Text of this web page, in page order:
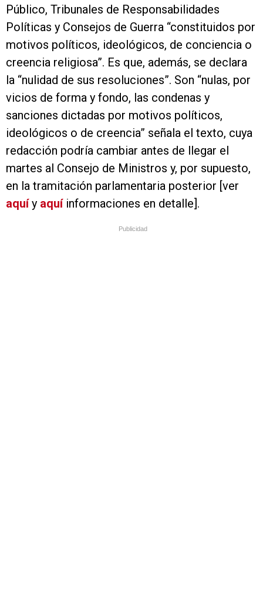
Público, Tribunales de Responsabilidades
Políticas y Consejos de Guerra “constituidos por
motivos políticos, ideológicos, de conciencia o
creencia religiosa”. Es que, además, se declara
la “nulidad de sus resoluciones”. Son “nulas, por
vicios de forma y fondo, las condenas y
sanciones dictadas por motivos políticos,
ideológicos o de creencia” señala el texto, cuya
redacción podría cambiar antes de llegar el
martes al Consejo de Ministros y, por supuesto,
en la tramitación parlamentaria posterior [ver
aquíy aquíinformaciones en detalle].
Publicidad